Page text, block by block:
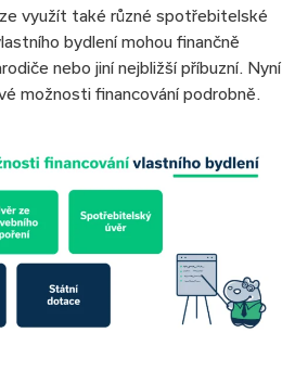
využít také různé spotřebitelské
bydlení mohou finančně
nebo jiní nejbližší příbuzní. Nyní
možnosti financování podrobně.